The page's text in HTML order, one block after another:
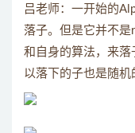
吕老师：一开始的
落子。但是它并不是
和自身的算法，来
以落下的子也是随机